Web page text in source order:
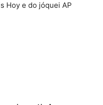
Hoy e do jóquei AP